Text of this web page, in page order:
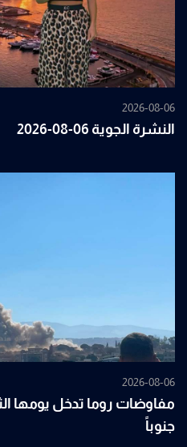
2026-08-06
النشرة الجوية 06-08-2026
2026-08-06
مفاوضات روما تدخل يومها
جنوباً